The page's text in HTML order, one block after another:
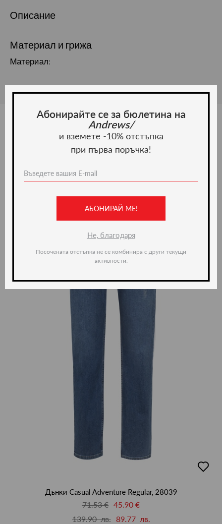
Описание
Материал и грижа
Материал:
Ние препоръчваме
-36%
в
Дънки Casual Adventure Regular, 28039
71.53 € 45.90 €
139.90 лв.
89.77 лв.
Абонирайте се за бюлетина на
Andrews/
и вземете -10% отстъпка
при първа поръчка!
АБОНИРАЙ МЕ!
Не, благодаря
Посочената отстъпка не се комбинира с други текущи
активности.